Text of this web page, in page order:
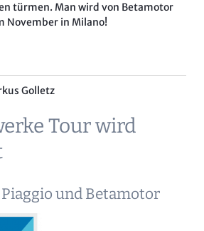
türmen. Man wird von Betamotor
November in Milano!
Golletz
Tour wird
und Betamotor